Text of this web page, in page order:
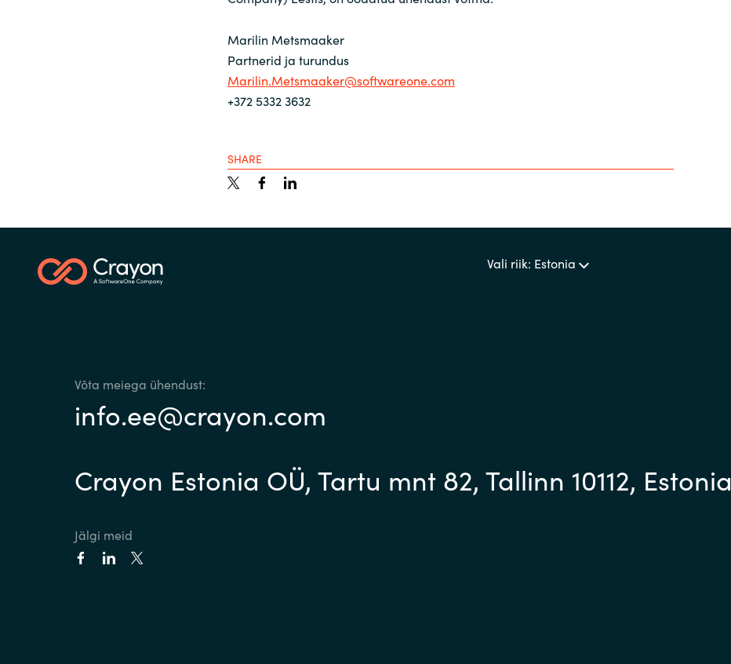
Marilin Metsmaaker
Partnerid ja turundus
Marilin.Metsmaaker@softwareone.com
+372 5332 3632
SHARE
Vali riik: Estonia
Võta meiega ühendust:
info.ee@crayon.com
Crayon Estonia OÜ, Tartu mnt 82, Tallinn 10112, Estonia
Jälgi meid